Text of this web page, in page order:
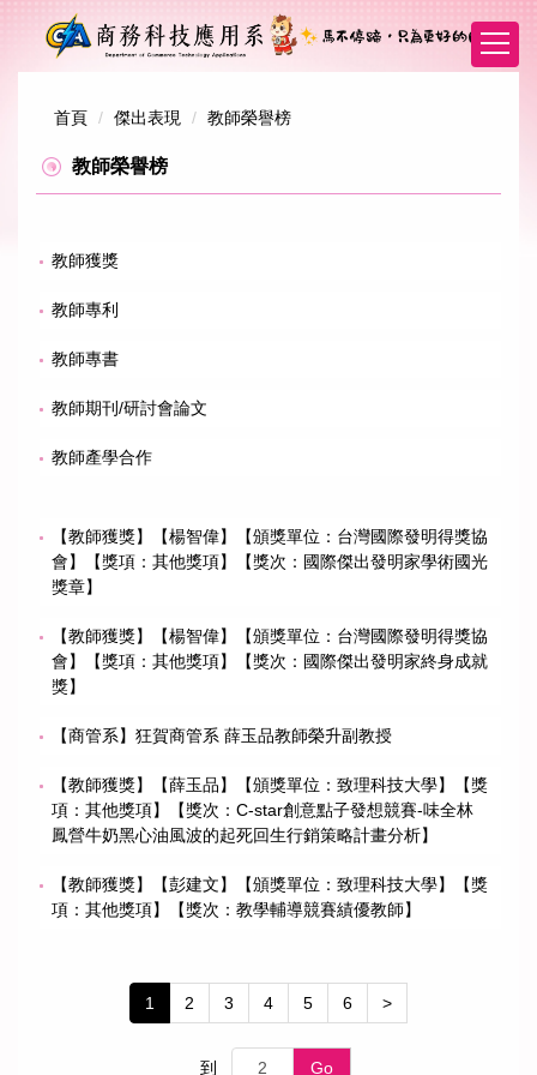
首頁 傑出表現 教師榮譽榜
教師榮譽榜
教師獲獎
教師專利
教師專書
教師期刊/研討會論文
教師產學合作
【教師獲獎】【楊智偉】【頒獎單位：台灣國際發明得獎協
會】【獎項：其他獎項】【獎次：國際傑出發明家學術國光
獎章】
【教師獲獎】【楊智偉】【頒獎單位：台灣國際發明得獎協
會】【獎項：其他獎項】【獎次：國際傑出發明家終身成就
獎】
【商管系】狂賀商管系 薛玉品教師榮升副教授
【教師獲獎】【薛玉品】【頒獎單位：致理科技大學】【獎
項：其他獎項】【獎次：C-star創意點子發想競賽-味全林
鳳營牛奶黑心油風波的起死回生行銷策略計畫分析】
【教師獲獎】【彭建文】【頒獎單位：致理科技大學】【獎
項：其他獎項】【獎次：教學輔導競賽績優教師】
1 2 3 4 5 6 >
到 Go